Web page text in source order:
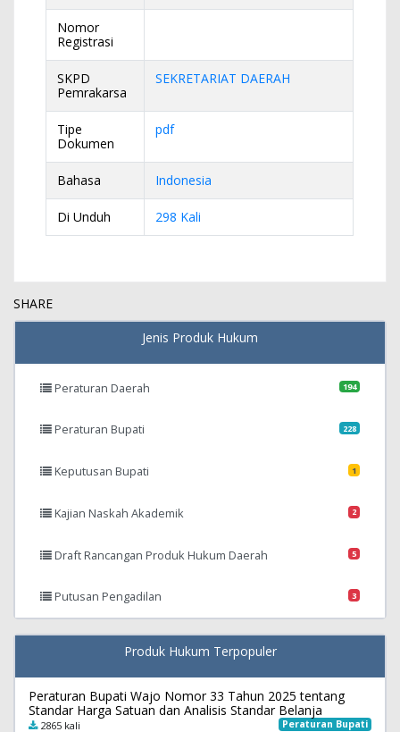
Nomor
Registrasi
SKPD
Pemrakarsa
SEKRETARIAT DAERAH
Tipe
Dokumen
pdf
Bahasa Indonesia
Di Unduh 298 Kali
SHARE
Jenis Produk Hukum
Peraturan Daerah 194
Peraturan Bupati 228
Keputusan Bupati 1
Kajian Naskah Akademik 2
Draft Rancangan Produk Hukum Daerah 5
Putusan Pengadilan 3
Produk Hukum Terpopuler
Peraturan Bupati Wajo Nomor 33 Tahun 2025 tentang
Standar Harga Satuan dan Analisis Standar Belanja
Peraturan Bupati
2865 kali